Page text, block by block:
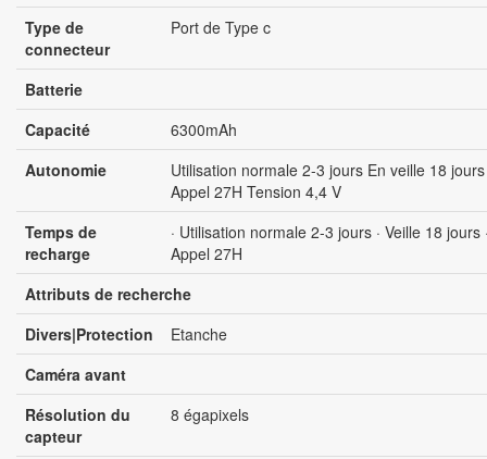
Type de
connecteur
Port de Type c
Batterie
Capacité
6300mAh
Autonomie
Utilisation normale 2-3 jours En veille 18 jours
Appel 27H Tension 4,4 V
Temps de
recharge
· Utilisation normale 2-3 jours · Veille 18 jours
Appel 27H
Attributs de recherche
Divers|Protection
Etanche
Caméra avant
Résolution du
capteur
8 égapixels